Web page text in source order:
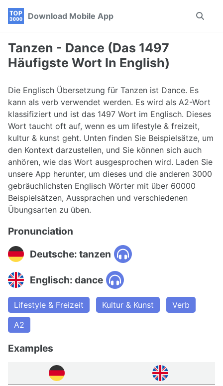
Skip
navigation
Skip
Skip
Download Mobile App
Toggle
Tanzen - Dance (Das 1497
Häufigste Wort In English)
Die Englisch Übersetzung für Tanzen ist Dance. Es
kann als verb verwendet werden. Es wird als A2-Wort
klassifiziert und ist das 1497 Wort im Englisch. Dieses
Wort taucht oft auf, wenn es um lifestyle & freizeit,
kultur & kunst geht. Unten finden Sie Beispielsätze, um
den Kontext darzustellen, und Sie können sich auch
anhören, wie das Wort ausgesprochen wird. Laden Sie
unsere App herunter, um dieses und die anderen 3000
gebräuchlichsten Englisch Wörter mit über 60000
Beispielsätzen, Aussprachen und verschiedenen
Übungsarten zu üben.
Pronunciation
Deutsche: tanzen
Englisch: dance
Lifestyle & Freizeit Kultur & Kunst
Verb
A2
Examples